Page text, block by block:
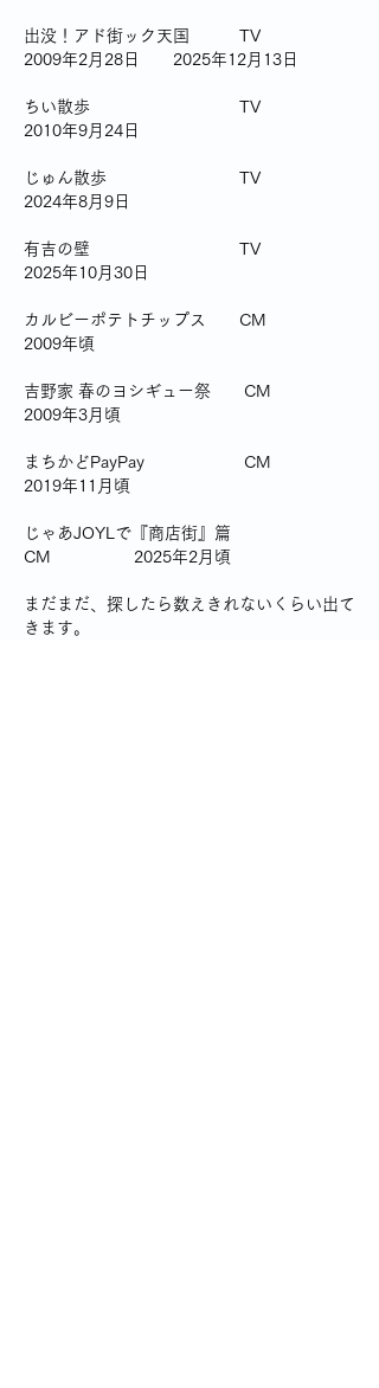
出没！アド街ック天国　　　TV
2009年2月28日　　2025年12月13日
ちい散歩　　　　　　　　　TV
2010年9月24日
じゅん散歩　　　　　　　　TV
2024年8月9日
有吉の壁　　　　　　　　　TV
2025年10月30日
カルビーポテトチップス　　CM
2009年頃
吉野家 春のヨシギュー祭　　CM
2009年3月頃
まちかどPayPay　　　　　　CM
2019年11月頃
じゃあJOYLで『商店街』篇
CM　　　　　2025年2月頃
まだまだ、探したら数えきれないくらい出て
きます。